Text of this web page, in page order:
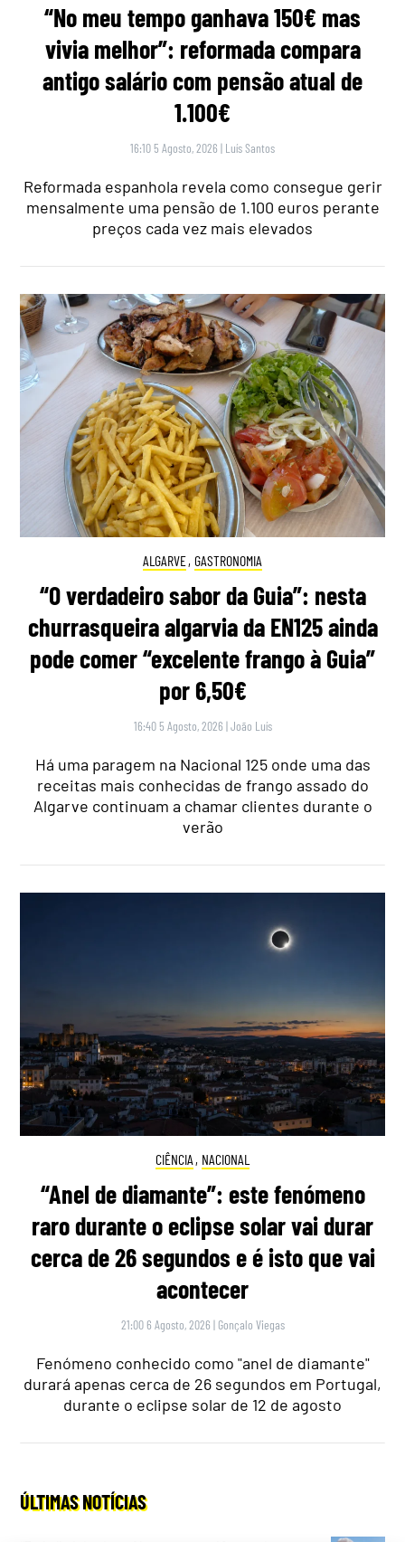
“No meu tempo ganhava 150€ mas
vivia melhor”: reformada compara
antigo salário com pensão atual de
1.100€
16:10 5 Agosto, 2026 | Luís Santos
Reformada espanhola revela como consegue gerir
mensalmente uma pensão de 1.100 euros perante
preços cada vez mais elevados
ALGARVE, GASTRONOMIA
“O verdadeiro sabor da Guia”: nesta
churrasqueira algarvia da EN125 ainda
pode comer “excelente frango à Guia”
por 6,50€
16:40 5 Agosto, 2026 |João Luís
Há uma paragem na Nacional 125 onde uma das
receitas mais conhecidas de frango assado do
Algarve continuam a chamar clientes durante o
verão
CIÊNCIA , NACIONAL
“Anel de diamante”: este fenómeno
raro durante o eclipse solar vai durar
cerca de 26 segundos e é isto que vai
acontecer
21:00 6 Agosto, 2026 | Gonçalo Viegas
Fenómeno conhecido como "anel de diamante"
durará apenas cerca de 26 segundos em Portugal,
durante o eclipse solar de 12 de agosto
ÚLTIMAS NOTÍCIAS